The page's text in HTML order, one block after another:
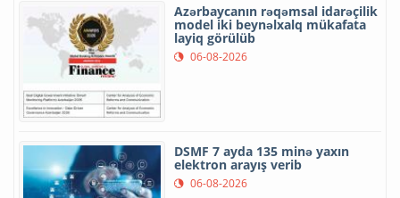
Azərbaycanın rəqəmsal idarəçilik
model iki beynəlxalq mükafata
layiq görülüb
06-08-2026
DSMF 7 ayda 135 minə yaxın
elektron arayış verib
06-08-2026